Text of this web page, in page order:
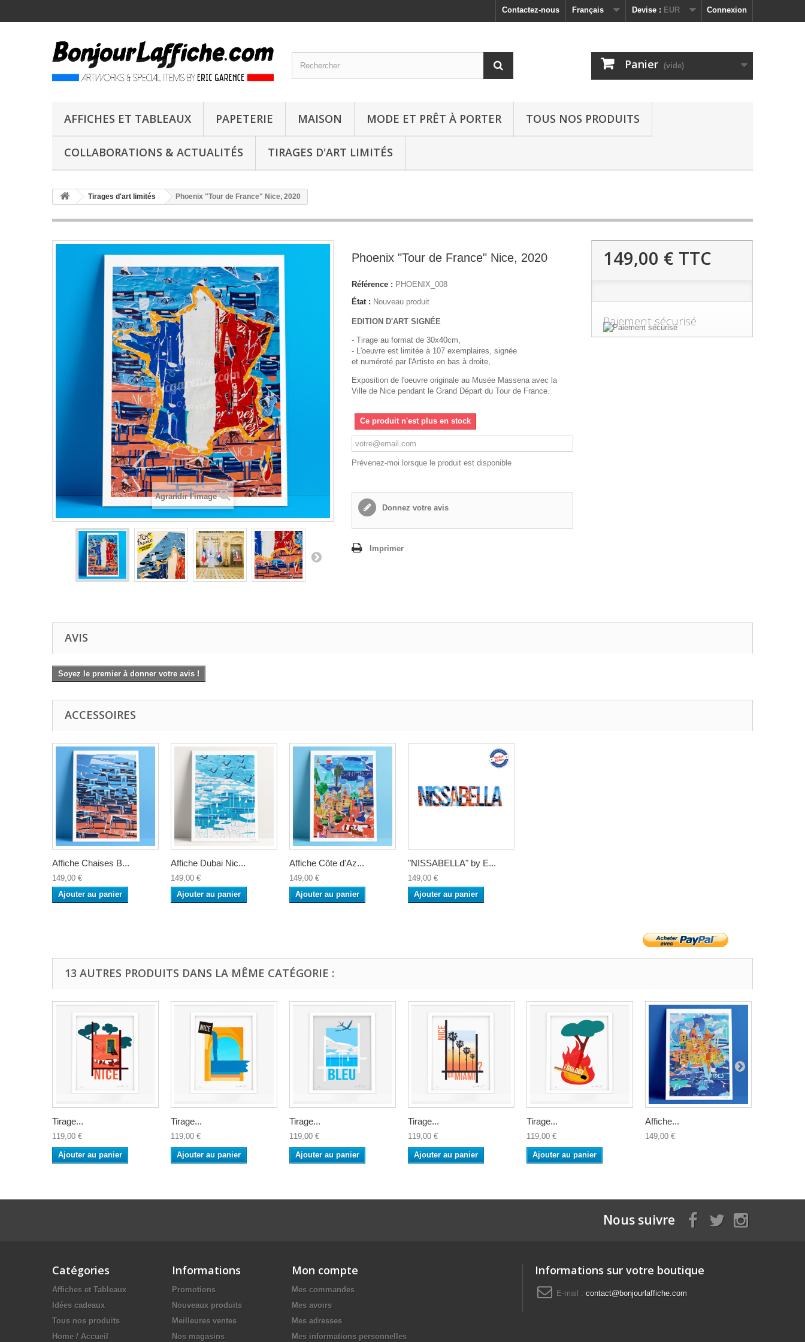
Connexion
Devise : EUR
Français
Contactez-nous
Panier (vide)
AFFICHES ET TABLEAUX PAPETERIE MAISON MODE ET PRÊT À PORTER TOUS NOS PRODUITS
COLLABORATIONS & ACTUALITÉS TIRAGES D'ART LIMITÉS
Tirages d'art limités Phoenix "Tour de France" Nice, 2020
Agrandir l'image
Phoenix "Tour de France" Nice, 2020
Référence : PHOENIX_008
État : Nouveau produit
EDITION D'ART SIGNÉE
- Tirage au format de 30x40cm,
- L'oeuvre est limitée à 107 exemplaires, signée
et numéroté par l'Artiste en bas à droite,
Exposition de l'oeuvre originale au Musée Massena avec la
Ville de Nice pendant le Grand Départ du Tour de France.
Ce produit n'est plus en stock
Prévenez-moi lorsque le produit est disponible
Donnez votre avis
Imprimer
149,00 € TTC
Paiement sécurisé
AVIS
Soyez le premier à donner votre avis !
ACCESSOIRES
Affiche Chaises B...
149,00 €
Ajouter au panier
Affiche Dubai Nic...
149,00 €
Ajouter au panier
Affiche Côte d'Az...
149,00 €
Ajouter au panier
"NISSABELLA" by E...
149,00 €
Ajouter au panier
13 AUTRES PRODUITS DANS LA MÊME CATÉGORIE :
Tirage...
119,00 €
Ajouter au panier
Tirage...
119,00 €
Ajouter au panier
Tirage...
119,00 €
Ajouter au panier
Tirage...
119,00 €
Ajouter au panier
Tirage...
119,00 €
Ajouter au panier
Affiche...
149,00 €
Nous suivre
Catégories
Affiches et Tableaux
Idées cadeaux
Tous nos produits
Home / Accueil
Informations
Promotions
Nouveaux produits
Meilleures ventes
Nos magasins
Mon compte
Mes commandes
Mes avoirs
Mes adresses
Mes informations personnelles
Informations sur votre boutique
E-mail : contact@bonjourlaffiche.com